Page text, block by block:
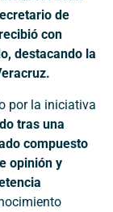
de
con
destacando la
por la iniciativa
tras una
compuesto
opinión y